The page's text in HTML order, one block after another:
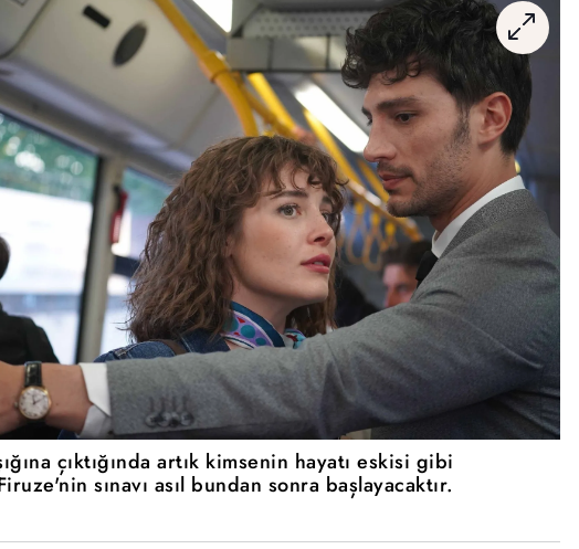
çıktığında artık kimsenin hayatı eskisi gibi
sınavı asıl bundan sonra başlayacaktır.